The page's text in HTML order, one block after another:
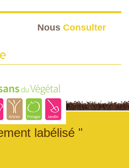
Nous Consulter
labélisé "